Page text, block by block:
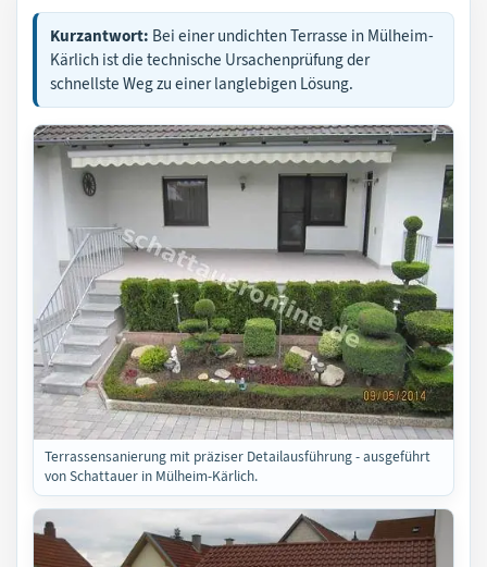
Kurzantwort: Bei einer undichten Terrasse in Mülheim-
Kärlich ist die technische Ursachenprüfung der
schnellste Weg zu einer langlebigen Lösung.
Terrassensanierung mit präziser Detailausführung - ausgeführt
von Schattauer in Mülheim-Kärlich.